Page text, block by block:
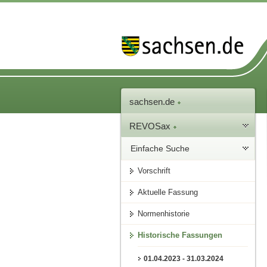
sachsen.de
REVOSax
Einfache Suche
Vorschrift
Aktuelle Fassung
Normenhistorie
Historische Fassungen
01.04.2023 - 31.03.2024